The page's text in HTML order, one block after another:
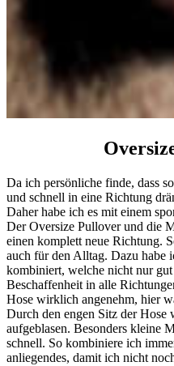
Da ich persönliche finde, dass
und schnell in eine Richtung
Daher habe ich es mit einem
Der Oversize Pullover und die
einen komplett neue Richtung.
auch für den Alltag. Dazu habe
kombiniert, welche nicht nur
Beschaffenheit in alle
Hose wirklich angenehm, hier
Durch den engen Sitz der
aufgeblasen. Besonders kleine
schnell. So kombiniere ich
anliegendes, damit ich nicht